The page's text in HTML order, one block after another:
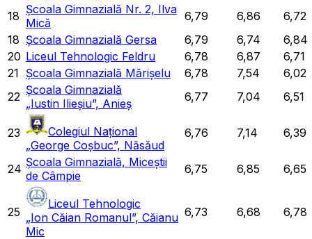
18 Școala Gimnazială Nr. 2, Ilva
Mică
6,79 6,86
6,72
18 Școala Gimnazială Gersa 6,79 6,74
6,84
20 Liceul Tehnologic Feldru 6,78 6,87
6,71
21 Școala Gimnazială Mărișelu 6,78 7,54
6,02
22 Școala Gimnazială
„Iustin Ilieșiu”, Anieș
6,77 7,04 6,51
23
Colegiul Național
„George Coșbuc”, Năsăud
6,76 7,14 6,39
24 Școala Gimnazială, Miceștii
de Câmpie
6,75 6,85 6,65
25
Liceul Tehnologic
„Ion Căian Romanul”, Căianu
Mic
6,73 6,68 6,78